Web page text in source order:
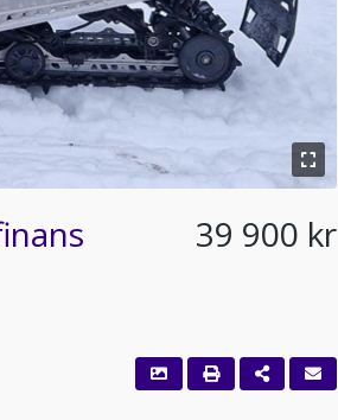
39 900 kr